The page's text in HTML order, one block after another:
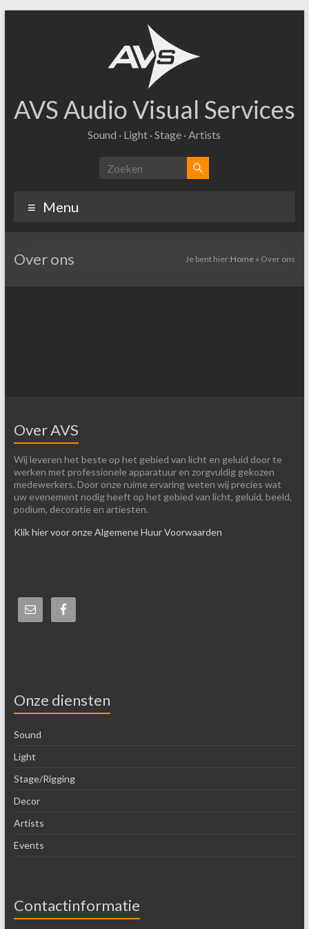
AVS Audio Visual Services
Sound · Light · Stage · Artists
Menu
Over ons Je bent hier:Home » Over ons
Over AVS
Wij leveren het beste op het gebied van licht en geluid door te
werken met professionele apparatuur en zorgvuldig gekozen
medewerkers. Door onze ruime ervaring weten wij precies wat
uw evenement nodig heeft op het gebied van licht, geluid, beeld,
podium, decoratie en artiesten.
Klik hier voor onze Algemene Huur Voorwaarden
Onze diensten
Sound
Light
Stage/Rigging
Decor
Artists
Events
Contactinformatie